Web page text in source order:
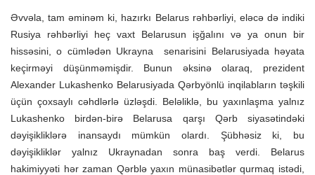
Əvvəla, tam əminəm ki, hazırkı Belarus rəhbərliyi, eləcə də indiki
Rusiya rəhbərliyi heç vaxt Belarusun işğalını və ya onun bir
hissəsini, o cümlədən Ukrayna senarisini Belarusiyada həyata
keçirməyi düşünməmişdir. Bunun əksinə olaraq, prezident
Alexander Lukashenko Belarusiyada Qərbyönlü inqilabların təşkili
üçün çoxsaylı cəhdlərlə üzləşdi. Beləliklə, bu yaxınlaşma yalnız
Lukashenko birdən-birə Belarusa qarşı Qərb siyasətindəki
dəyişikliklərə inansaydı mümkün olardı. Şübhəsiz ki, bu
dəyişikliklər yalnız Ukraynadan sonra baş verdi. Belarus
hakimiyyəti hər zaman Qərblə yaxın münasibətlər qurmaq istədi,